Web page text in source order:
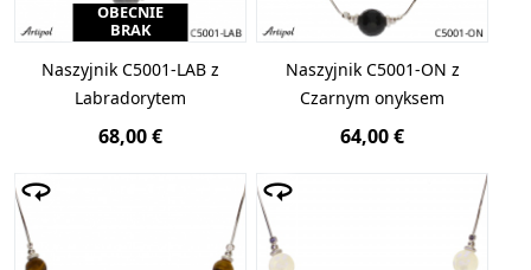
OBECNIE
BRAK
Naszyjnik C5001-LAB z
Labradorytem
68,00 €
Naszyjnik C5001-ON z
Czarnym onyksem
64,00 €